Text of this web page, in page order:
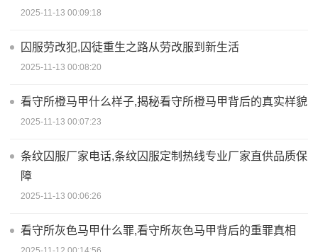
2025-11-13 00:09:18
囚服劳改犯,囚徒重生之路从劳改服到新生活
2025-11-13 00:08:20
看守所橙马甲什么样子,揭秘看守所橙马甲背后的真实样貌
2025-11-13 00:07:23
条纹囚服厂家电话,条纹囚服定制热线专业厂家直供品质保
障
2025-11-13 00:06:26
看守所灰色马甲什么罪,看守所灰色马甲背后的重罪真相